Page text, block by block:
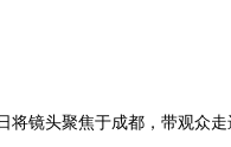
将镜头聚焦于成都，带观众